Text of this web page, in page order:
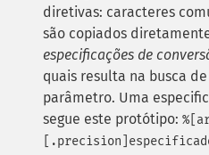
diretivas: caracteres
são copiados
especificações de
quais resulta na busca
parâmetro. Uma
segue este protótipo: